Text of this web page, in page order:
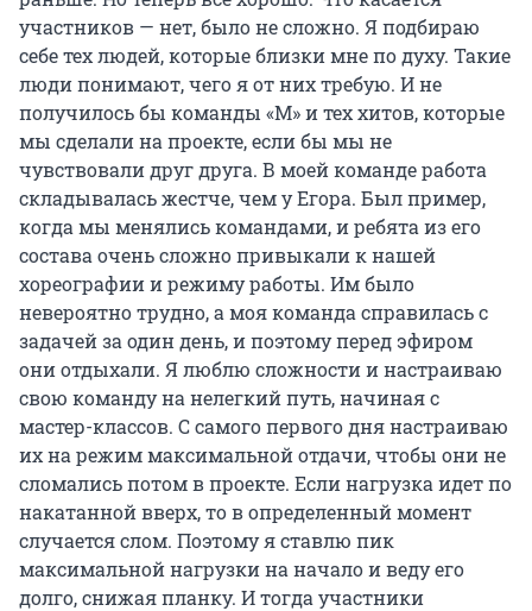
участников — нет, было не сложно. Я подбираю
себе тех людей, которые близки мне по духу. Такие
люди понимают, чего я от них требую. И не
получилось бы команды «М» и тех хитов, которые
мы сделали на проекте, если бы мы не
чувствовали друг друга. В моей команде работа
складывалась жестче, чем у Егора. Был пример,
когда мы менялись командами, и ребята из его
состава очень сложно привыкали к нашей
хореографии и режиму работы. Им было
невероятно трудно, а моя команда справилась с
задачей за один день, и поэтому перед эфиром
они отдыхали. Я люблю сложности и настраиваю
свою команду на нелегкий путь, начиная с
мастер-классов. С самого первого дня настраиваю
их на режим максимальной отдачи, чтобы они не
сломались потом в проекте. Если нагрузка идет по
накатанной вверх, то в определенный момент
случается слом. Поэтому я ставлю пик
максимальной нагрузки на начало и веду его
долго, снижая планку. И тогда участники